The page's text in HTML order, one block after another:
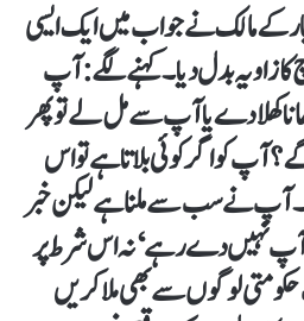
کے مالک نے جواب میں ایک ایسی
بدل دیا۔ کہنے لگے: آپ
کھلا دے یا آپ سے مل لے تو پھر
کو اگرکوئی بلاتا ہے تو اس
آپ نے سب سے ملنا ہے لیکن خبر
آپ نہیں دے رہے‘ نہ اس شرط پر
لوگوں سے بھی ملا کریں